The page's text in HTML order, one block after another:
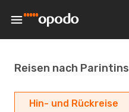
Reisen nach Parintins
Hin- und Rückreise